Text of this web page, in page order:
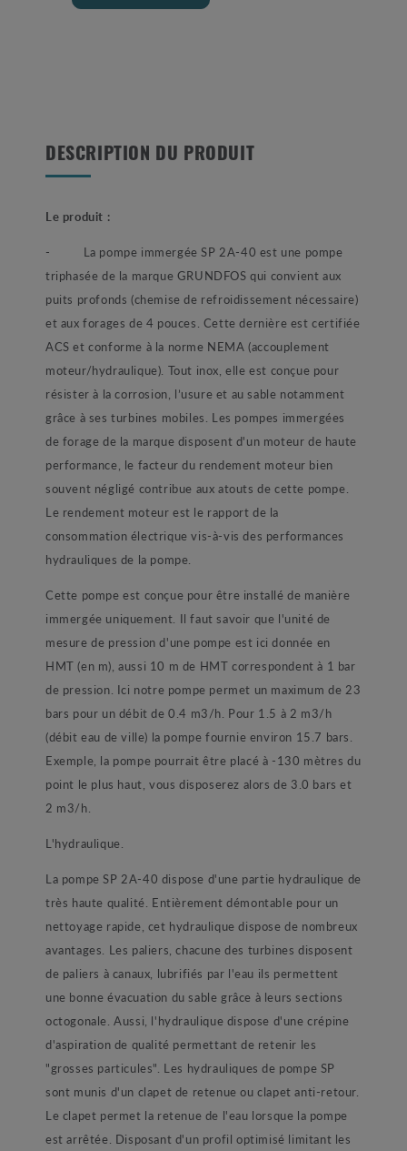
DESCRIPTION DU PRODUIT
Le produit :
- La pompe immergée SP 2A-40 est une pompe
triphasée de la marque GRUNDFOS qui convient aux
puits profonds (chemise de refroidissement nécessaire)
et aux forages de 4 pouces. Cette dernière est certifiée
ACS et conforme à la norme NEMA (accouplement
moteur/hydraulique). Tout inox, elle est conçue pour
résister à la corrosion, l’usure et au sable notamment
grâce à ses turbines mobiles. Les pompes immergées
de forage de la marque disposent d'un moteur de haute
performance, le facteur du rendement moteur bien
souvent négligé contribue aux atouts de cette pompe.
Le rendement moteur est le rapport de la
consommation électrique vis-à-vis des performances
hydrauliques de la pompe.
Cette pompe est conçue pour être installé de manière
immergée uniquement. Il faut savoir que l'unité de
mesure de pression d'une pompe est ici donnée en
HMT (en m), aussi 10 m de HMT correspondent à 1 bar
de pression. Ici notre pompe permet un maximum de 23
bars pour un débit de 0.4 m3/h. Pour 1.5 à 2 m3/h
(débit eau de ville) la pompe fournie environ 15.7 bars.
Exemple, la pompe pourrait être placé à -130 mètres du
point le plus haut, vous disposerez alors de 3.0 bars et
2 m3/h.
L'hydraulique.
La pompe SP 2A-40 dispose d'une partie hydraulique de
très haute qualité. Entièrement démontable pour un
nettoyage rapide, cet hydraulique dispose de nombreux
avantages. Les paliers, chacune des turbines disposent
de paliers à canaux, lubrifiés par l'eau ils permettent
une bonne évacuation du sable grâce à leurs sections
octogonale. Aussi, l'hydraulique dispose d'une crépine
d'aspiration de qualité permettant de retenir les
"grosses particules". Les hydrauliques de pompe SP
sont munis d'un clapet de retenue ou clapet anti-retour.
Le clapet permet la retenue de l'eau lorsque la pompe
est arrêtée. Disposant d'un profil optimisé limitant les